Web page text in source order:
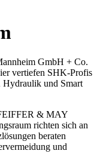
GmbH + Co.
vertiefen SHK-Profis
und Smart
& MAY
richten sich an
beraten
und